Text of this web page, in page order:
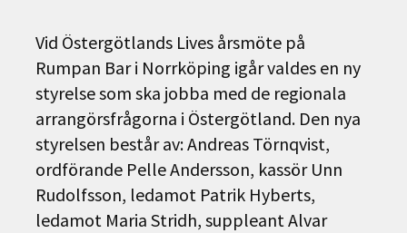
Vid Östergötlands Lives årsmöte på
Rumpan Bar i Norrköping igår valdes en ny
styrelse som ska jobba med de regionala
arrangörsfrågorna i Östergötland. Den nya
styrelsen består av: Andreas Törnqvist,
ordförande Pelle Andersson, kassör Unn
Rudolfsson, ledamot Patrik Hyberts,
ledamot Maria Stridh, suppleant Alvar